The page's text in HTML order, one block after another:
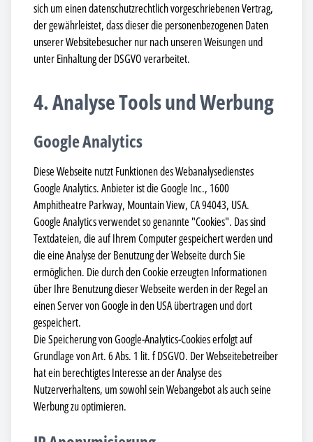
sich um einen datenschutzrechtlich vorgeschriebenen Vertrag,
der gewährleistet, dass dieser die personenbezogenen Daten
unserer Websitebesucher nur nach unseren Weisungen und
unter Einhaltung der DSGVO verarbeitet.
4. Analyse Tools und Werbung
Google Analytics
Diese Webseite nutzt Funktionen des Webanalysedienstes
Google Analytics. Anbieter ist die Google Inc., 1600
Amphitheatre Parkway, Mountain View, CA 94043, USA.
Google Analytics verwendet so genannte "Cookies". Das sind
Textdateien, die auf Ihrem Computer gespeichert werden und
die eine Analyse der Benutzung der Webseite durch Sie
ermöglichen. Die durch den Cookie erzeugten Informationen
über Ihre Benutzung dieser Webseite werden in der Regel an
einen Server von Google in den USA übertragen und dort
gespeichert.
Die Speicherung von Google-Analytics-Cookies erfolgt auf
Grundlage von Art. 6 Abs. 1 lit. f DSGVO. Der Webseitebetreiber
hat ein berechtigtes Interesse an der Analyse des
Nutzerverhaltens, um sowohl sein Webangebot als auch seine
Werbung zu optimieren.